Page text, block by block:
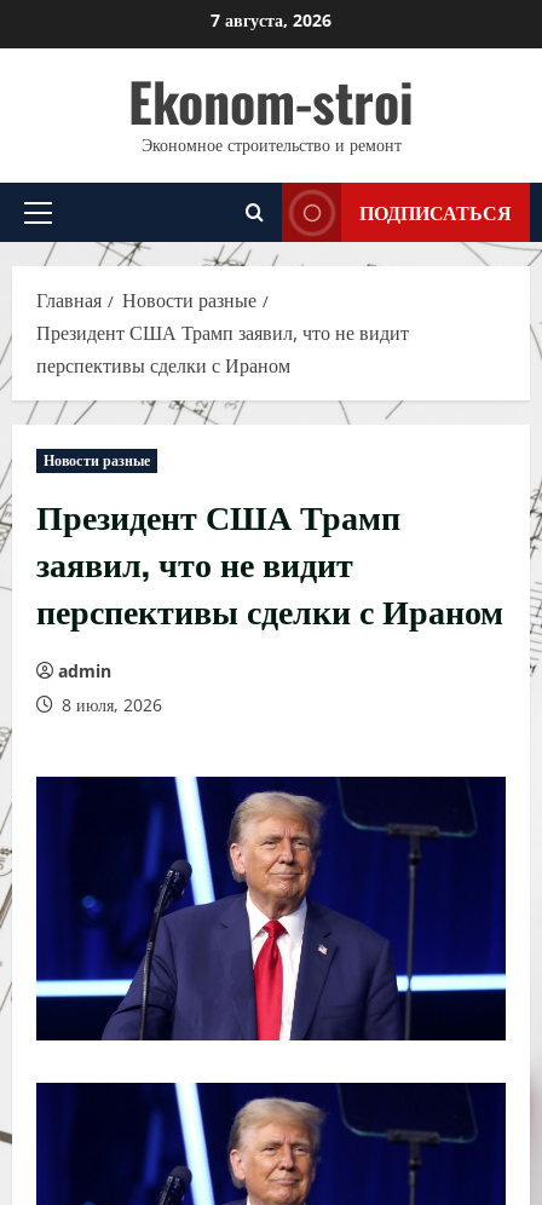
к
7 августа, 2026
Ekonom-stroi
Экономное строительство и ремонт
Основное
меню
ПОДПИСАТЬСЯ
Главная
Новости разные
Президент США Трамп заявил, что не видит
перспективы сделки с Ираном
Новости разные
Президент США Трамп
заявил, что не видит
перспективы сделки с Ираном
admin
8 июля, 2026